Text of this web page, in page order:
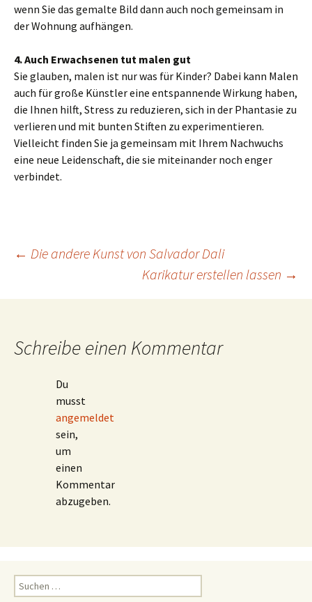
wenn Sie das gemalte Bild dann auch noch gemeinsam in
der Wohnung aufhängen.
4. Auch Erwachsenen tut malen gut
Sie glauben, malen ist nur was für Kinder? Dabei kann Malen
auch für große Künstler eine entspannende Wirkung haben,
die Ihnen hilft, Stress zu reduzieren, sich in der Phantasie zu
verlieren und mit bunten Stiften zu experimentieren.
Vielleicht finden Sie ja gemeinsam mit Ihrem Nachwuchs
eine neue Leidenschaft, die sie miteinander noch enger
verbindet.
Beitrags-
Navigation
← Die andere Kunst von Salvador Dali
Karikatur erstellen lassen →
Schreibe einen Kommentar
Du
musst
angemeldet
sein,
um
einen
Kommentar
abzugeben.
Suchen
nach: